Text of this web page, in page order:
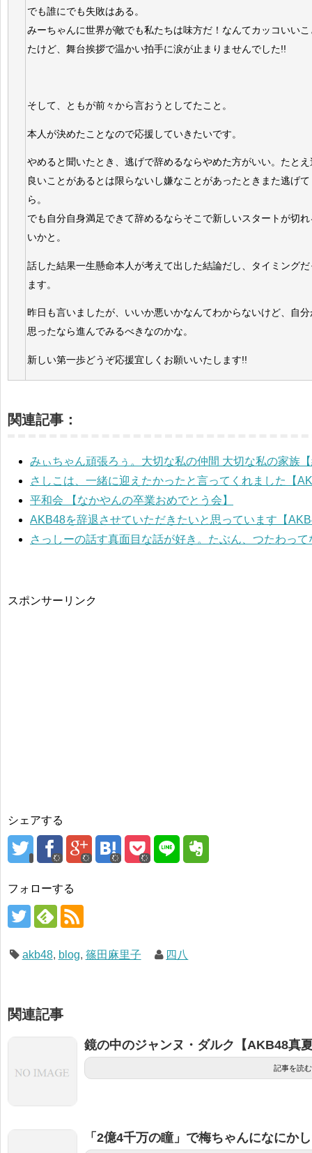
でも誰にでも失敗はある。
みーちゃんに世界が敵でも私たちは味方だ！なんてカッコいい
たけど、舞台挨拶で温かい拍手に涙が止まりませんでした!!
そして、ともが前々から言おうとしてたこと。
本人が決めたことなので応援していきたいです。
やめると聞いたとき、逃げで辞めるならやめた方がいい。たと
良いことがあるとは限らないし嫌なことがあったときまた逃げ
ら。
でも自分自身満足できて辞めるならそこで新しいスタートが切
いかと。
話した結果一生懸命本人が考えて出した結論だし、タイミング
ます。
昨日も言いましたが、いいか悪いかなんてわからないけど、自
思ったなら進んでみるべきなのかな。
新しい第一歩どうぞ応援宜しくお願いいたします!!
関連記事：
みぃちゃん頑張ろぅ。大切な私の仲間 大切な私の家族
さしこは、一緒に迎えたかったと言ってくれました【
平和会 【なかやんの卒業おめでとう会】
AKB48を辞退させていただきたいと思っています【
さっしーの話す真面目な話が好き。たぶん、つたわっ
スポンサーリンク
シェアする
フォローする
akb48, blog, 篠田麻里子 四八
関連記事
鏡の中のジャンヌ・ダルク【AKB48真
記事を読む
「2億4千万の瞳」で梅ちゃんになにか